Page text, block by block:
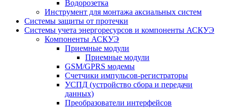
Водорозетка
Инструмент для монтажа аксиальных систем
Системы защиты от протечки
Системы учета энергоресурсов и компоненты АСКУЭ
Компоненты АСКУЭ
Приемные модули
Приемные модули
GSM/GPRS модемы
Счетчики импульсов-регистраторы
УСПД (устройство сбора и передачи
данных)
Преобразователи интерфейсов